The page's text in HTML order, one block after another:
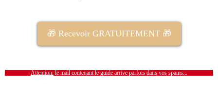
🎁 Recevoir GRATUITEMENT 🎁
Attention: le mail contenant le guide arrive parfois dans vos spams...